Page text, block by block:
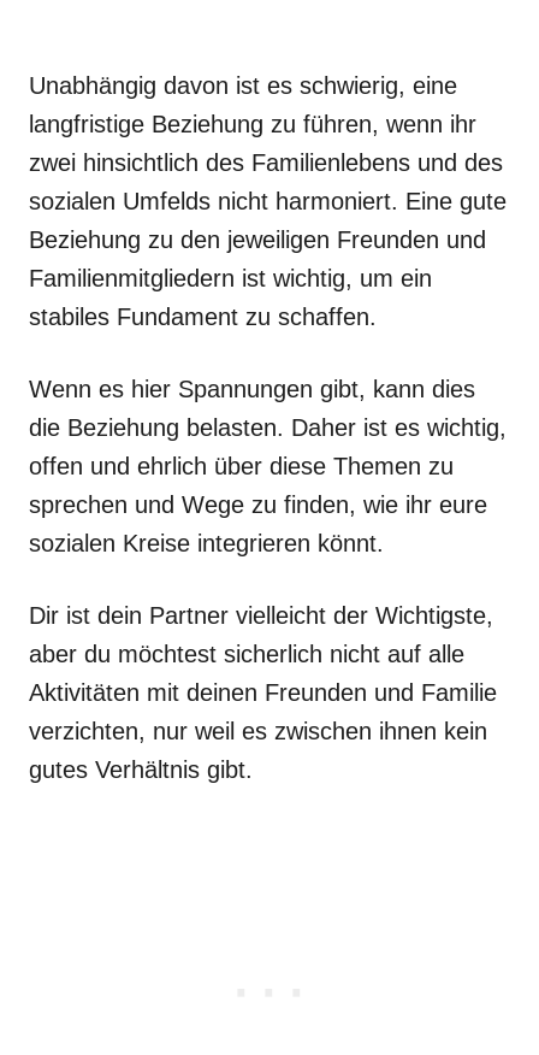
Unabhängig davon ist es schwierig, eine
langfristige Beziehung zu führen, wenn ihr
zwei hinsichtlich des Familienlebens und des
sozialen Umfelds nicht harmoniert. Eine gute
Beziehung zu den jeweiligen Freunden und
Familienmitgliedern ist wichtig, um ein
stabiles Fundament zu schaffen.
Wenn es hier Spannungen gibt, kann dies
die Beziehung belasten. Daher ist es wichtig,
offen und ehrlich über diese Themen zu
sprechen und Wege zu finden, wie ihr eure
sozialen Kreise integrieren könnt.
Dir ist dein Partner vielleicht der Wichtigste,
aber du möchtest sicherlich nicht auf alle
Aktivitäten mit deinen Freunden und Familie
verzichten, nur weil es zwischen ihnen kein
gutes Verhältnis gibt.